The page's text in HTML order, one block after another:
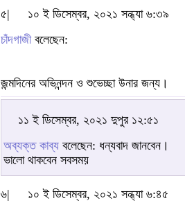
৫|
১০ ই ডিসেম্বর, ২০২১ সন্ধ্যা ৬:৩৯
চাঁদগাজীবলেছেন:
জন্মদিনের অভিনন্দন ও শুভেচ্ছা উনার জন্য।
১১ ই ডিসেম্বর, ২০২১ দুপুর ১২:৫১
অব্যক্ত কাব্য বলেছেন: ধন্যবাদ জানবেন।
ভালো থাকবেন সবসময়
৬|
১০ ই ডিসেম্বর, ২০২১ সন্ধ্যা ৬:৪৫